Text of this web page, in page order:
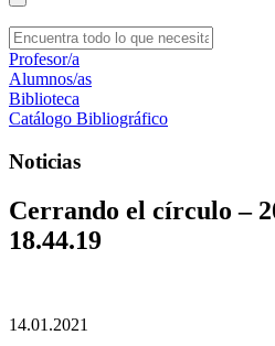
Profesor/a
Alumnos/as
Biblioteca
Catálogo Bibliográfico
Noticias
Cerrando el círculo –
18.44.19
14.01.2021